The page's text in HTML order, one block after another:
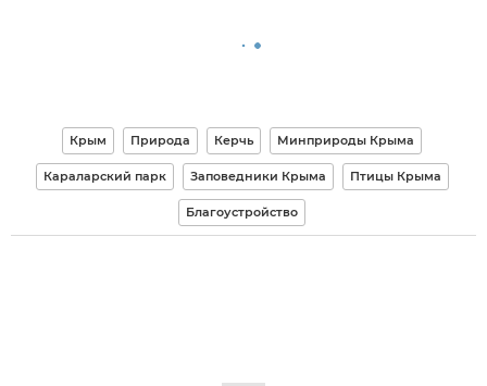
Крым Природа Керчь Минприроды Крыма
Караларский парк Заповедники Крыма Птицы Крыма
Благоустройство